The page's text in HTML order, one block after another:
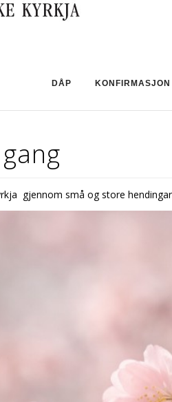
DÅP KONFIRMASJON
gjennom små og store